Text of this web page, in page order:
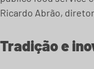
Ricardo Abrão,
Tradição e